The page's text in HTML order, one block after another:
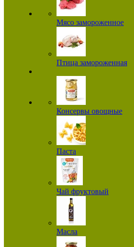
Мясо замороженное
Птица замороженная
Консервы овощные
Паста
Чай фруктовый
Масла